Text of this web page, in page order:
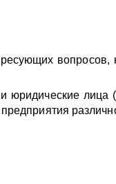
вопросов,
юридические лица